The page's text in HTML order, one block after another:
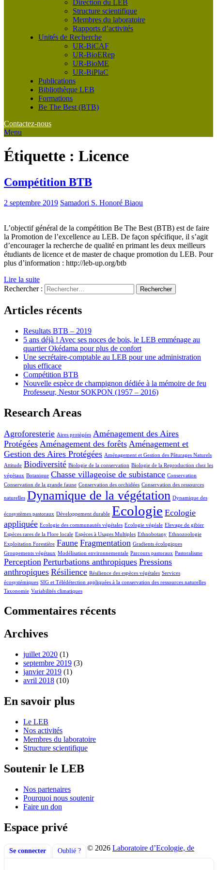
Direction du LEB
Structure scientifique
Membres du laboratoire
Rapports d’activités
Unités de Recherche
UR-BiCAF
UR-BioERep
UR-BioME
UR-BiPlaC
Publications
Bibliothèque LEB
Formations
Be The Best (BTB)
Contactez-nous
Menu
Étiquette : Licence
Compétition BTB
2 septembre 2019 Samadori S. Honoré Biaou
L’objectif général de la compétition Be The Best (BTB) est de faire
la Promotion de l’excellence au LEB. De façon spécifique, il s’agit
d’encourager la recherche de qualité en primant les deux meilleurs
étudiants de licence et de master de chaque promotion du LEB. Pour
plus d’information : http://leb-up.org/btb
Lire la suite
Rechercher :
Articles récents
Resultats BTB – 2019
5 ans déjà ! Avec ses noces de bois, le LEB emménage au
quartier Okédama pour plus de confort
Une secrétaire-comptable au LEB pour une administration
plus efficace
Compétition BTB
Nouvelle espèce de champignon dédiée à la mémoire de feu
Professeur, Nestor SOKPON (1957 – 2016)
Research Areas
Agroforesterie Aires protégées Aménagement des Aires
Protégées Aménagement des forêts Aménagement et
Gestion des Aires Protégées Aménagement et Gestion des Pâturages Naturels
Attitude Biodiversité Biologie de la conservation Biologie de la Reproduction chez les
végétaux Botanique Chasse villageoise de subistance Conservation
Conservation de la grande faune Conservation des orchidées Conservation des ressources
naturelles Dynamique de la végétation Dynamique des
écosystèmes pastoraux Développement durable Ecologie Ecologie
appliquée Ecologie des communautés végétales Ecologie végéale Elevage de gibier
Espèces rares de la Flore locale Espèces à Usages Multiples Ethnobotany Ethnozoologie
Exploitation Forestière Faune Fragmentation Gradients écologiques
Groupements végétaux Modélisation environnementale Parcours pastoraux Pastoralisme
Perception Perturbations anthropiques Pressions
anthropiques Résilience Résilience des espèces végétales Services
écosystémiques SIG et Télédétection appliquées à la conservation des ressources naturelles
Taxonomie Variabilités climatiques
Commentaires récents
Archives
juillet 2020 (1)
septembre 2019 (3)
janvier 2019 (1)
avril 2018 (10)
En savoir plus
Le LEB
Nos activités
Membres du laboratoire
Structure scientifique
Soutenir le LEB
Nos partenaires
Pourquoi nous soutenir
Faire un don
Espace privé
Se connecter Oublié ? © 2026 Laboratoire d’Ecologie, de